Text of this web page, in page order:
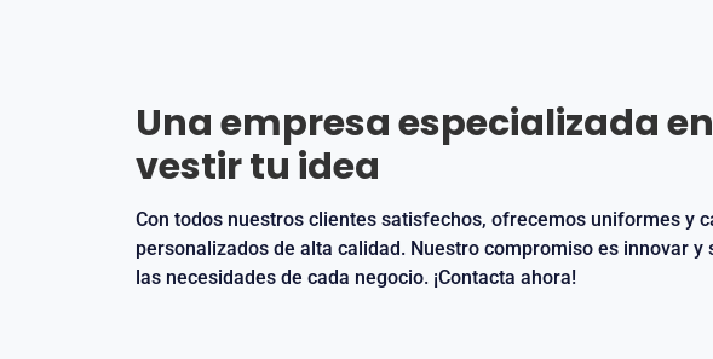
Una empresa especializada en
vestir tu idea
Con todos nuestros clientes satisfechos, ofrecemos uniformes y
personalizados de alta calidad. Nuestro compromiso es innovar y
las necesidades de cada negocio. ¡Contacta ahora!